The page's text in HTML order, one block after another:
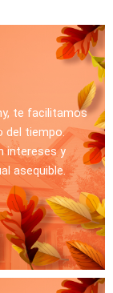
te facilitamos
del tiempo.
intereses y
asequible.